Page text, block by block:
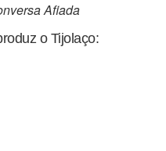
Afiada
o Tijolaço: